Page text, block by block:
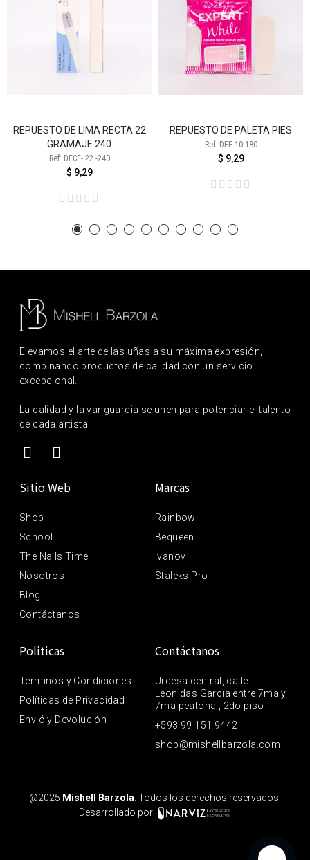
REPUESTO DE LIMA RECTA 22
GRAMAJE 240
Ref: DFCE- 22 -240
$ 9,29
REPUESTO DE PALETA PIES
Ref: DFE 10-180
$ 9,29
Elevamos el arte de las uñas a su máxima expresión,
combinando productos de calidad con un servicio
excepcional.
La calidad y la vanguardia se unen para potenciar el talento
de cada artista.
Sitio Web
Shop
School
The Nails Time
Nosotros
Blog
Contáctanos
Marcas
Rainbow
Bequeen
Ivanov
Staleks Pro
Politicas
Términos y Condiciones
Políticas de Privacidad
Envió y Devolución
Contáctanos
Urdesa central, calle
Leonidas García entre 7ma y
7ma peatonal, 2do piso
+593 99 151 9442
shop@mishellbarzola.com
@2025 Mishell Barzola. Todos los derechos reservados.
Desarrollado por